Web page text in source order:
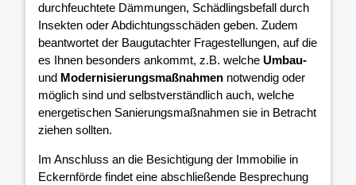
durchfeuchtete Dämmungen, Schädlingsbefall durch
Insekten oder Abdichtungsschäden geben. Zudem
beantwortet der Baugutachter Fragestellungen, auf die
es Ihnen besonders ankommt, z.B. welche Umbau-
und Modernisierungsmaßnahmen notwendig oder
möglich sind und selbstverständlich auch, welche
energetischen Sanierungsmaßnahmen sie in Betracht
ziehen sollten.
Im Anschluss an die Besichtigung der Immobilie in
Eckernförde findet eine abschließende Besprechung